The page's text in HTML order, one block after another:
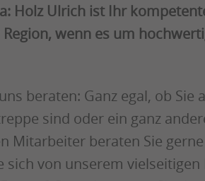
Holz Ulrich ist Ihr
wenn es um
beraten: Ganz egal, ob Sie
sind oder ein ganz
Mitarbeiter beraten Sie
sich von unserem